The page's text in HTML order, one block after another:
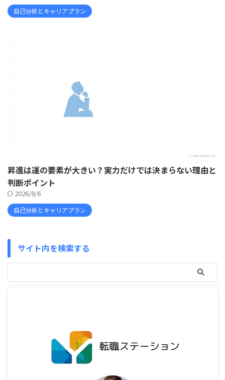
自己分析とキャリアプラン
昇進は運の要素が大きい？実力だけでは決まらない理由と
判断ポイント
2026/8/6
自己分析とキャリアプラン
サイト内を検索する